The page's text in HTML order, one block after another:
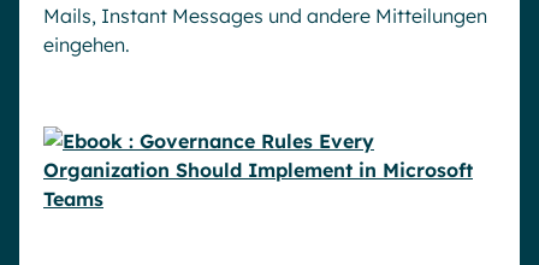
Mails, Instant Messages und andere Mitteilungen
eingehen.